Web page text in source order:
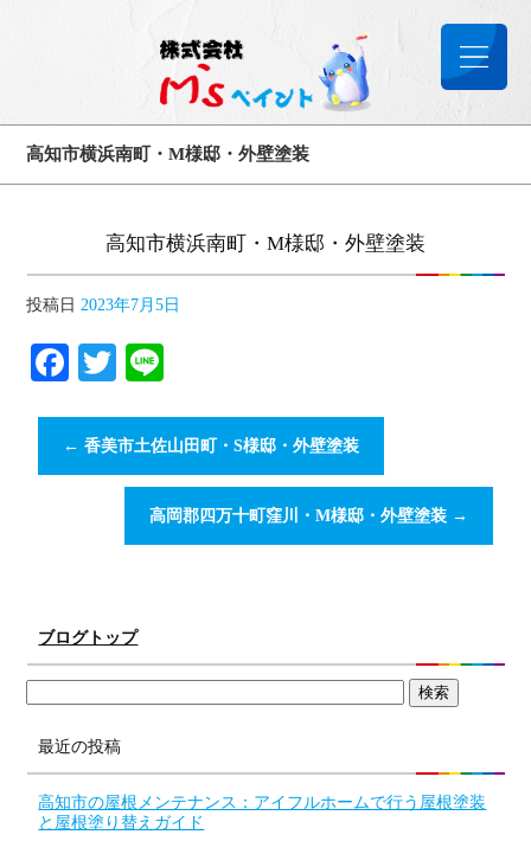
高知市横浜南町・M様邸・外壁塗装
高知市横浜南町・M様邸・外壁塗装
投稿日 2023年7月5日
Facebook
Twitter
← 香美市土佐山田町・S様邸・外壁塗装
高岡郡四万十町窪川・M様邸・外壁塗装 →
ブログトップ
最近の投稿
高知市の屋根メンテナンス：アイフルホームで行う屋根塗装
と屋根塗り替えガイド